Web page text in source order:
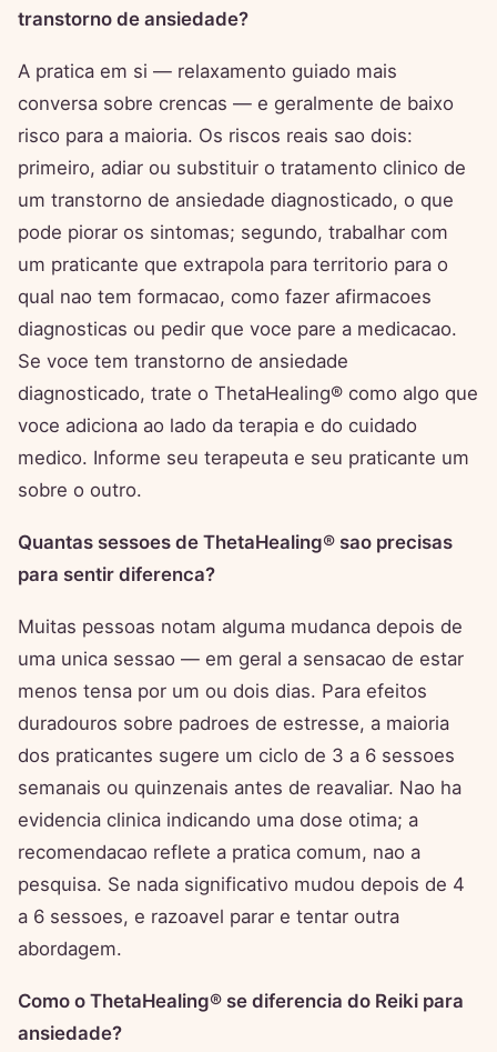
transtorno de ansiedade?
A pratica em si — relaxamento guiado mais
conversa sobre crencas — e geralmente de baixo
risco para a maioria. Os riscos reais sao dois:
primeiro, adiar ou substituir o tratamento clinico de
um transtorno de ansiedade diagnosticado, o que
pode piorar os sintomas; segundo, trabalhar com
um praticante que extrapola para territorio para o
qual nao tem formacao, como fazer afirmacoes
diagnosticas ou pedir que voce pare a medicacao.
Se voce tem transtorno de ansiedade
diagnosticado, trate o ThetaHealing® como algo que
voce adiciona ao lado da terapia e do cuidado
medico. Informe seu terapeuta e seu praticante um
sobre o outro.
Quantas sessoes de ThetaHealing® sao precisas
para sentir diferenca?
Muitas pessoas notam alguma mudanca depois de
uma unica sessao — em geral a sensacao de estar
menos tensa por um ou dois dias. Para efeitos
duradouros sobre padroes de estresse, a maioria
dos praticantes sugere um ciclo de 3 a 6 sessoes
semanais ou quinzenais antes de reavaliar. Nao ha
evidencia clinica indicando uma dose otima; a
recomendacao reflete a pratica comum, nao a
pesquisa. Se nada significativo mudou depois de 4
a 6 sessoes, e razoavel parar e tentar outra
abordagem.
Como o ThetaHealing® se diferencia do Reiki para
ansiedade?